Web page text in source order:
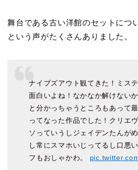
舞台である古い洋館のセットにつ
という声がたくさんありました。
ナイブズアウト観てきた！ミス
面白いよね！なかなか解けない
と分かっちゃうところもあって
ってなった作品でした！クリエ
ソっていうしジェイデンたんが
し常にスマホいじってるし口悪
フもおしゃかわ。